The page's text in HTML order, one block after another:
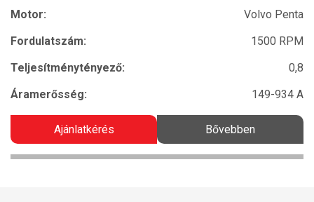
Motor:
Volvo Penta
Fordulatszám:
1500 RPM
Teljesítménytényező:
0,8
Áramerősség:
149-934 A
Ajánlatkérés Bővebben